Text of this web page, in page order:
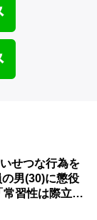
せつな行為を
男(30)に懲役
習性は際立っ
い」